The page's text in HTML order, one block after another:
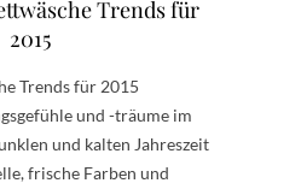
Trends für
2015
Trends für 2015
und -träume im
und kalten Jahreszeit
frische Farben und